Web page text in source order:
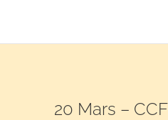
20 Mars –